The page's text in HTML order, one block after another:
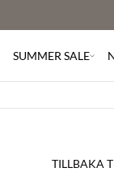
SUMMER SALE
TILLBAKA